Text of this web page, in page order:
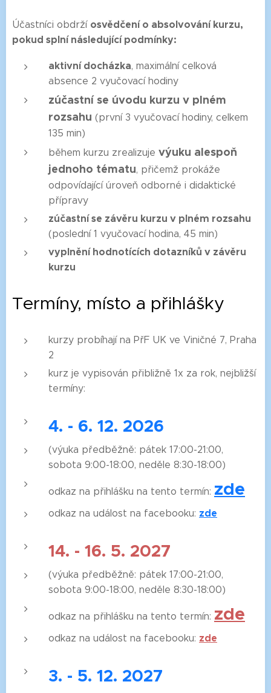
Účastníci obdrží osvědčení o absolvování kurzu,
pokud splní následující podmínky:
aktivní docházka, maximální celková
absence 2 vyučovací hodiny
zúčastní se úvodu kurzu v plném
rozsahu (první 3 vyučovací hodiny, celkem
135 min)
během kurzu zrealizuje výuku alespoň
jednoho tématu, přičemž prokáže
odpovídající úroveň odborné i didaktické
přípravy
zúčastní se závěru kurzu v plném rozsahu
(poslední 1 vyučovací hodina, 45 min)
vyplnění hodnotících dotazníků v závěru
kurzu
Termíny, místo a přihlášky
kurzy probíhají na PřF UK ve Viničné 7, Praha
2
kurz je vypisován přibližně 1x za rok, nejbližší
termíny:
4. - 6. 12. 2026
(výuka předběžně: pátek 17:00-21:00,
sobota 9:00-18:00, neděle 8:30-18:00)
odkaz na přihlášku na tento termín: zde
odkaz na událost na facebooku: zde
14. - 16. 5. 2027
(výuka předběžně: pátek 17:00-21:00,
sobota 9:00-18:00, neděle 8:30-18:00)
odkaz na přihlášku na tento termín: zde
odkaz na událost na facebooku: zde
3. - 5. 12. 2027